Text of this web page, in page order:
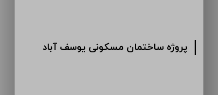
پروژه ساختمان مسکونی یوسف آباد